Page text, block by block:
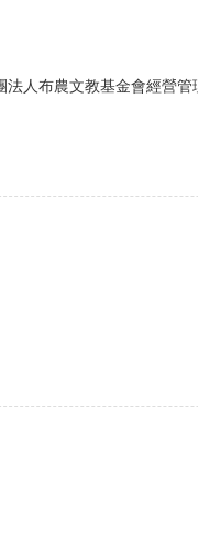
人布農文教基金會經營